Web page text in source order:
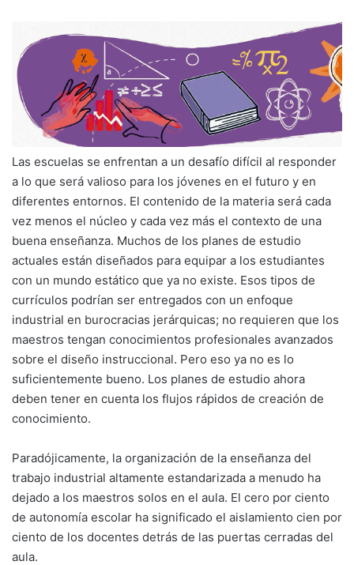
Las escuelas se enfrentan a un desafío difícil al responder
a lo que será valioso para los jóvenes en el futuro y en
diferentes entornos. El contenido de la materia será cada
vez menos el núcleo y cada vez más el contexto de una
buena enseñanza. Muchos de los planes de estudio
actuales están diseñados para equipar a los estudiantes
con un mundo estático que ya no existe. Esos tipos de
currículos podrían ser entregados con un enfoque
industrial en burocracias jerárquicas; no requieren que los
maestros tengan conocimientos profesionales avanzados
sobre el diseño instruccional. Pero eso ya no es lo
suficientemente bueno. Los planes de estudio ahora
deben tener en cuenta los flujos rápidos de creación de
conocimiento.
Paradójicamente, la organización de la enseñanza del
trabajo industrial altamente estandarizada a menudo ha
dejado a los maestros solos en el aula. El cero por ciento
de autonomía escolar ha significado el aislamiento cien por
ciento de los docentes detrás de las puertas cerradas del
aula.